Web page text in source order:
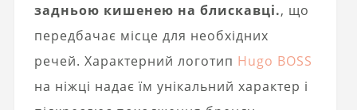
задньою кишенею на блискавці., що
передбачає місце для необхідних
речей. Характерний логотип Hugo BOSS
на ніжці надає їм унікальний характер і